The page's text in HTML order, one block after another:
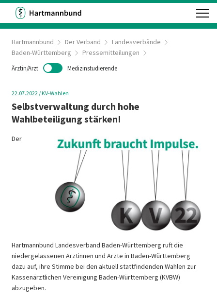
Hartmannbund Der Verband
Landesverbände
Baden-Württemberg
Pressemitteilungen
Ärztin/Arzt Medizinstudierende
22.07.2022 /KV-Wahlen
Selbstverwaltung durch hohe
Wahlbeteiligung stärken!
Der
Hartmannbund Landesverband Baden-Württemberg ruft die
niedergelassenen Ärztinnen und Ärzte in Baden-Württemberg
dazu auf, ihre Stimme bei den aktuell stattfindenden Wahlen zur
Kassenärztlichen Vereinigung Baden-Württemberg (KVBW)
abzugeben.